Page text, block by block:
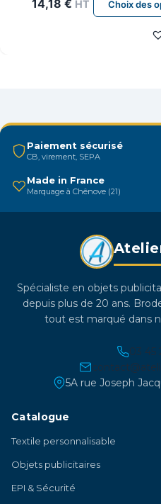
14,18 € HT Choix des
Paiement sécurisé
CB, virement, SEPA
Made in France
Marquage à Chênove (21)
Spécialiste en objets
depuis plus de 20 ans.
tout est marqué dans
03 45
5A rue Joseph
Catalogue
Textile personnalisable
Objets publicitaires
EPI & Sécurité